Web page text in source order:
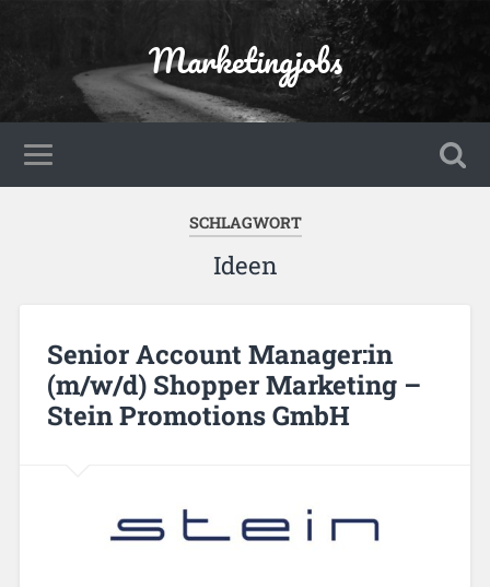
Marketingjobs
SCHLAGWORT
Ideen
Senior Account Manager:in
(m/w/d) Shopper Marketing –
Stein Promotions GmbH